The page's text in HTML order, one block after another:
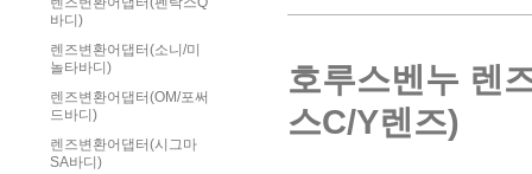
바디)
렌즈변환어댑터(소니/미
놀타바디)
렌즈변환어댑터(OM/포써
드바디)
렌즈변환어댑터(시그마
SA바디)
호루스벤누 렌
스C/Y렌즈)